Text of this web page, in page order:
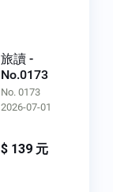
旅讀 -
No.0173
No. 0173
2026-07-01
$ 139 元